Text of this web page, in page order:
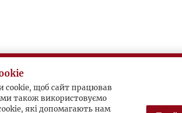
cookie, щоб сайт працював
також використовуємо
які допомагають нам